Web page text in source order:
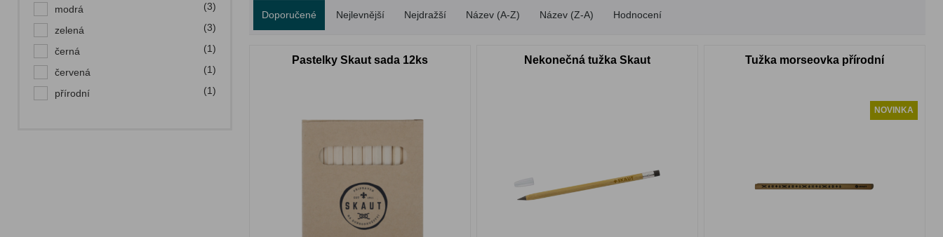
modrá (3)
zelená (3)
černá (1)
červená (1)
přírodní (1)
Doporučené Nejlevnější Nejdražší Název (A-Z) Název (Z-A) Hodnocení
Pastelky Skaut sada 12ks Nekonečná tužka Skaut Tužka morseovka přírodní
NOVINKA